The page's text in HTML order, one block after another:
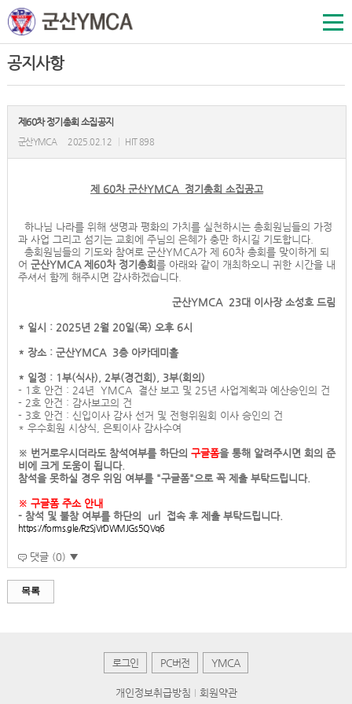
공지사항
제60차 정기총회 소집공지
군산YMCA 2025.02.12 HIT 898
제 60차 군산YMCA 정기총회 소집공고
하나님 나라를 위해 생명과 평화의 가치를 실천하시는 총회원님들의 가정
과 사업 그리고 섬기는 교회에 주님의 은혜가 충만 하시길 기도합니다.
총회원님들의 기도와 참여로 군산YMCA가 제 60차 총회를 맞이하게 되
어 군산YMCA 제60차 정기총회를 아래와 같이 개최하오니 귀한 시간을 내
주셔서 함께 해주시면 감사하겠습니다.
군산YMCA 23대 이사장 소성호 드림
* 일시 : 2025년 2월 20일(목) 오후 6시
* 장소 : 군산YMCA 3층 아카데미홀
* 일정 : 1부(식사), 2부(경건회), 3부(회의)
- 1호 안건 : 24년 YMCA 결산 보고 및 25년 사업계획과 예산승인의 건
- 2호 안건 : 감사보고의 건
- 3호 안건 : 신입이사 감사 선거 및 전형위원회 이사 승인의 건
* 우수회원 시상식, 은퇴이사 감사수여
※ 번거로우시더라도 참석여부를 하단의 구글폼을 통해 알려주시면 회의 준
비에 크게 도움이 됩니다.
참석을 못하실 경우 위임 여부를 "구글폼"으로 꼭 제출 부탁드립니다.
※ 구글폼 주소 안내
- 참석 및 불참 여부를 하단의 url 접속 후 제출 부탁드립니다.
https://forms.gle/RzSjVrDWMJGs5QVq6
댓글 (0) ▼
목록
로그인 PC버전 YMCA
개인정보취급방침 회원약관